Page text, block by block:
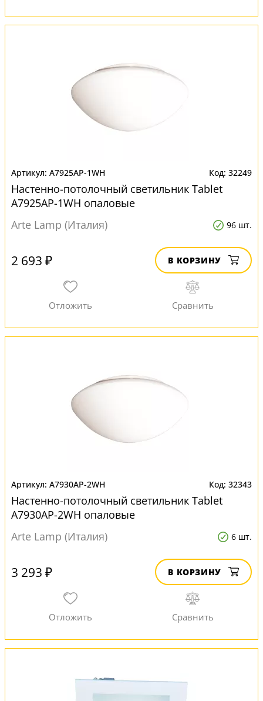
A7925AP-1WH 32249
Настенно-потолочный светильник Tablet
A7925AP-1WH опаловые
Arte Lamp (Италия)
96 шт.
2 693 ₽ В КОРЗИНУ
A7930AP-2WH 32343
Настенно-потолочный светильник Tablet
A7930AP-2WH опаловые
Arte Lamp (Италия)
6 шт.
3 293 ₽ В КОРЗИНУ